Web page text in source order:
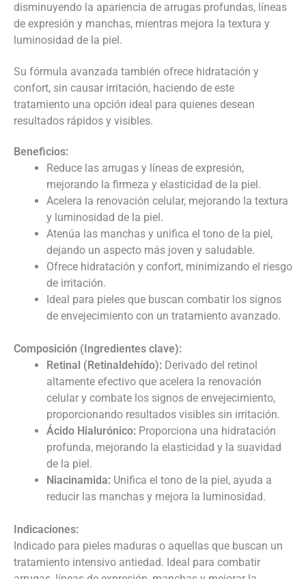
disminuyendo la apariencia de arrugas profundas, líneas
de expresión y manchas, mientras mejora la textura y
luminosidad de la piel.
Su fórmula avanzada también ofrece hidratación y
confort, sin causar irritación, haciendo de este
tratamiento una opción ideal para quienes desean
resultados rápidos y visibles.
Beneficios:
Reduce las arrugas y líneas de expresión,
mejorando la firmeza y elasticidad de la piel.
Acelera la renovación celular, mejorando la textura
y luminosidad de la piel.
Atenúa las manchas y unifica el tono de la piel,
dejando un aspecto más joven y saludable.
Ofrece hidratación y confort, minimizando el riesgo
de irritación.
Ideal para pieles que buscan combatir los signos
de envejecimiento con un tratamiento avanzado.
Composición (Ingredientes clave):
Retinal (Retinaldehído): Derivado del retinol
altamente efectivo que acelera la renovación
celular y combate los signos de envejecimiento,
proporcionando resultados visibles sin irritación.
Ácido Hialurónico: Proporciona una hidratación
profunda, mejorando la elasticidad y la suavidad
de la piel.
Niacinamida: Unifica el tono de la piel, ayuda a
reducir las manchas y mejora la luminosidad.
Indicaciones:
Indicado para pieles maduras o aquellas que buscan un
tratamiento intensivo antiedad. Ideal para combatir